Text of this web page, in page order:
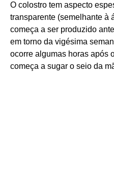
O colostro tem aspecto
transparente (semelhante à
começa a ser produzido
em torno da vigésima
ocorre algumas horas após
começa a sugar o seio da